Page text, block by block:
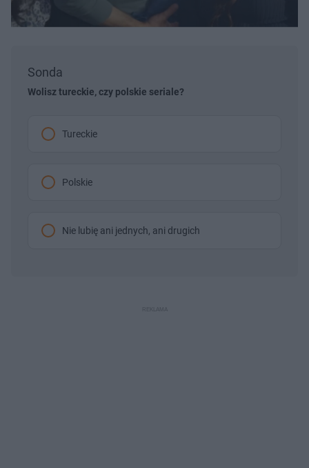
Sonda
Wolisz tureckie, czy polskie seriale?
Tureckie
Polskie
Nie lubię ani jednych, ani drugich